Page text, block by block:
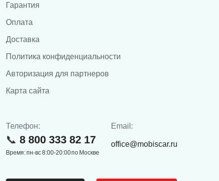
Гарантия
Оплата
Доставка
Политика конфиденциальности
Авторизация для партнеров
Карта сайта
Телефон:
8 800 333 82 17
Время: пн-вс 8:00-20:00 по Москве
Email:
office@mobiscar.ru